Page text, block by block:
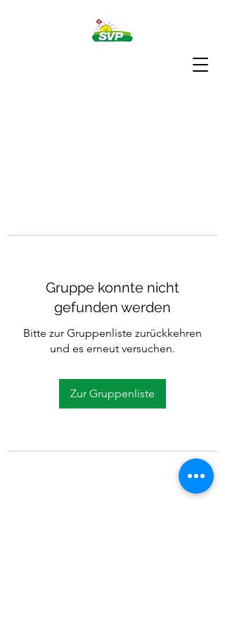
Gruppe konnte nicht
gefunden werden
Bitte zur Gruppenliste zurückkehren
und es erneut versuchen.
Zur Gruppenliste